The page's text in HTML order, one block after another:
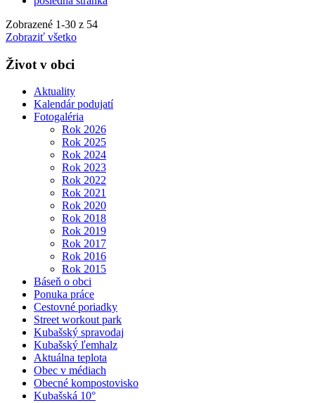
Zobrazené 1-30 z 54
Zobraziť všetko
Život v obci
Aktuality
Kalendár podujatí
Fotogaléria
Rok 2026
Rok 2025
Rok 2024
Rok 2023
Rok 2022
Rok 2021
Rok 2020
Rok 2018
Rok 2019
Rok 2017
Rok 2016
Rok 2015
Báseň o obci
Ponuka práce
Cestovné poriadky
Street workout park
Kubašský spravodaj
Kubašský ľemhalz
Aktuálna teplota
Obec v médiach
Obecné kompostovisko
Kubašská 10°